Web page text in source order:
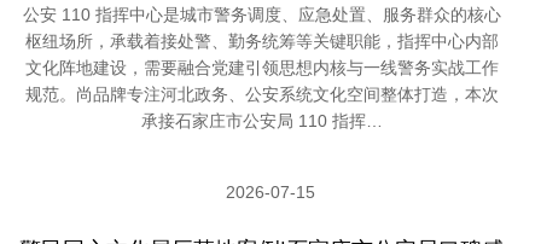
公安 110 指挥中心是城市警务调度、应急处置、服务群众的核心
枢纽场所，承载着接处警、勤务统筹等关键职能，指挥中心内部
文化阵地建设，需要融合党建引领思想内核与一线警务实战工作
规范。尚品牌专注河北政务、公安系统文化空间整体打造，本次
承接石家庄市公安局 110 指挥…
2026-07-15